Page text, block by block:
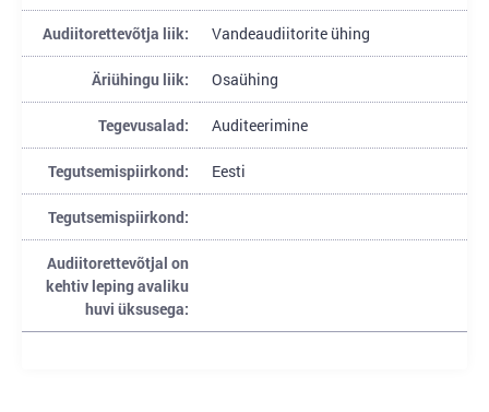
Audiitorettevõtja liik: Vandeaudiitorite ühing
Äriühingu liik: Osaühing
Tegevusalad: Auditeerimine
Tegutsemispiirkond: Eesti
Tegutsemispiirkond:
Audiitorettevõtjal on
kehtiv leping avaliku
huvi üksusega: